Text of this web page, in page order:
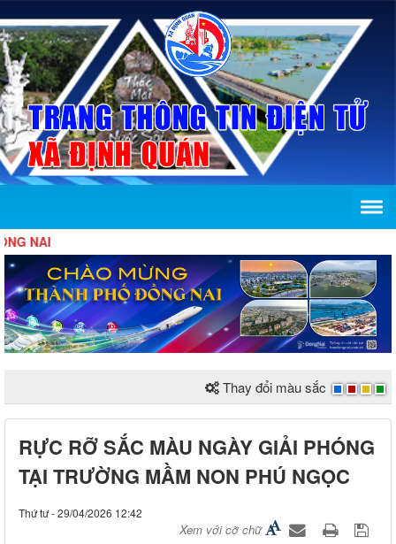
Thay đổi màu sắc
RỰC RỠ SẮC MÀU NGÀY GIẢI PHÓNG
TẠI TRƯỜNG MẦM NON PHÚ NGỌC
Thứ tư - 29/04/2026 12:42
Xem với cỡ chữ